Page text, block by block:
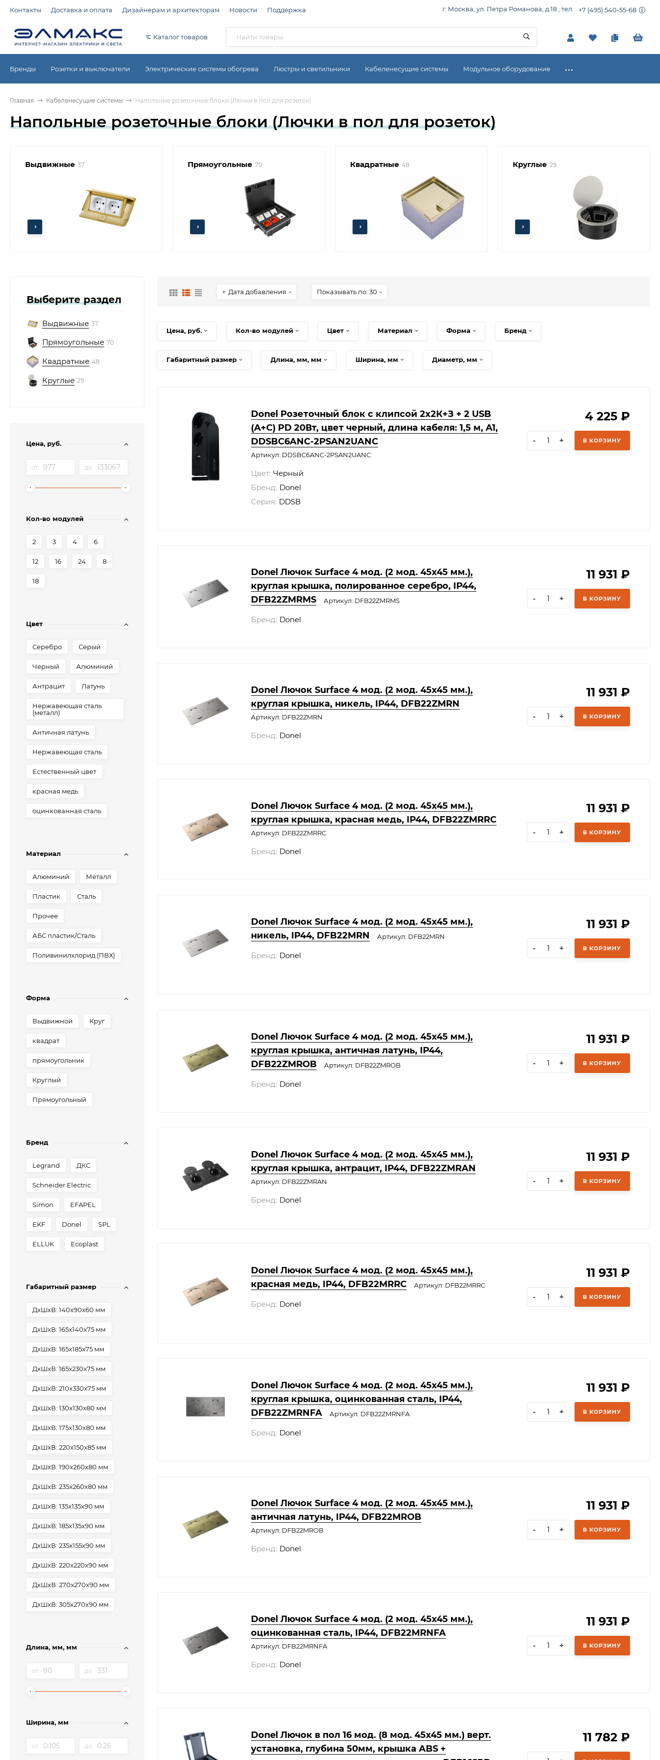
Контакты Доставка и оплата Дизайнерам и архитекторам Новости Поддержка г. Москва, ул. Петра Романова, д.18 ; тел. +7 (495) 540-55-68
Каталог товаров
Бренды Розетки и выключатели Электрические системы обогрева Люстры и светильники Кабеленесущие системы Модульное оборудование
Главная Кабеленесущие системы Напольные розеточные блоки (Лючки в пол для розеток)
Напольные розеточные блоки (Лючки в пол для розеток)
Выдвижные 37 Прямоугольные 70 Квадратные 48 Круглые 29
Дата добавления Показывать по: 30
Цена, руб. Кол-во модулей Цвет Материал Форма Бренд
Габаритный размер Длина, мм, мм Ширина, мм Диаметр, мм
Donel Розеточный блок с клипсой 2х2К+З + 2 USB
(А+С) PD 20Вт, цвет черный, длина кабеля: 1,5 м, A1,
DDSBC6ANC-2PSAN2UANC
Артикул: DDSBC6ANC-2PSAN2UANC
Цвет: Черный
Бренд: Donel
Серия: DDSB
4 225 ₽
- + В КОРЗИНУ
Donel Лючок Surface 4 мод. (2 мод. 45х45 мм.),
круглая крышка, полированное серебро, IP44,
DFB22ZMRMS
Артикул: DFB22ZMRMS
Бренд: Donel
11 931 ₽
- + В КОРЗИНУ
Donel Лючок Surface 4 мод. (2 мод. 45х45 мм.),
круглая крышка, никель, IP44, DFB22ZMRN
Артикул: DFB22ZMRN
Бренд: Donel
11 931 ₽
- + В КОРЗИНУ
Donel Лючок Surface 4 мод. (2 мод. 45х45 мм.),
круглая крышка, красная медь, IP44, DFB22ZMRRC
Артикул: DFB22ZMRRC
Бренд: Donel
11 931 ₽
- + В КОРЗИНУ
Donel Лючок Surface 4 мод. (2 мод. 45х45 мм.),
никель, IP44, DFB22MRN
Артикул: DFB22MRN
Бренд: Donel
11 931 ₽
- + В КОРЗИНУ
Donel Лючок Surface 4 мод. (2 мод. 45х45 мм.),
круглая крышка, античная латунь, IP44,
DFB22ZMROB
Артикул: DFB22ZMROB
Бренд: Donel
11 931 ₽
- + В КОРЗИНУ
Donel Лючок Surface 4 мод. (2 мод. 45х45 мм.),
круглая крышка, антрацит, IP44, DFB22ZMRAN
Артикул: DFB22ZMRAN
Бренд: Donel
11 931 ₽
- + В КОРЗИНУ
Donel Лючок Surface 4 мод. (2 мод. 45х45 мм.),
красная медь, IP44, DFB22MRRC
Артикул: DFB22MRRC
Бренд: Donel
11 931 ₽
- + В КОРЗИНУ
Donel Лючок Surface 4 мод. (2 мод. 45х45 мм.),
круглая крышка, оцинкованная сталь, IP44,
DFB22ZMRNFA
Артикул: DFB22ZMRNFA
Бренд: Donel
11 931 ₽
- + В КОРЗИНУ
Donel Лючок Surface 4 мод. (2 мод. 45х45 мм.),
античная латунь, IP44, DFB22MROB
Артикул: DFB22MROB
Бренд: Donel
11 931 ₽
- + В КОРЗИНУ
Donel Лючок Surface 4 мод. (2 мод. 45х45 мм.),
оцинкованная сталь, IP44, DFB22MRNFA
Артикул: DFB22MRNFA
Бренд: Donel
11 931 ₽
- + В КОРЗИНУ
Donel Лючок в пол 16 мод. (8 мод. 45х45 мм.) верт.
установка, глубина 50мм, крышка ABS +
11 782 ₽
Выберите раздел
Выдвижные 37
Прямоугольные 70
Квадратные 48
Круглые 29
Цена, руб.
от до
Кол-во модулей
2 3 4 6
12 16 24 8
18
Цвет
Серебро Серый
Черный Алюминий
Антрацит Латунь
Нержавеющая сталь
(металл)
Античная латунь
Нержавеющая сталь
Естественный цвет
красная медь
оцинкованная сталь
Материал
Алюминий Металл
Пластик Сталь
Прочее
АБС пластик/Сталь
Поливинилхлорид (ПВХ)
Форма
Выдвижной Круг
квадрат
прямоугольник
Круглый
Прямоугольный
Бренд
Legrand ДКС
Schneider Electric
Simon EFAPEL
EKF Donel SPL
ELLUK Ecoplast
Габаритный размер
ДxШxВ: 140x90x60 мм
ДxШxВ: 165x140x75 мм
ДxШxВ: 165x185x75 мм
ДxШxВ: 165x230x75 мм
ДxШxВ: 210x330x75 мм
ДxШxВ: 130x130x80 мм
ДxШxВ: 175x130x80 мм
ДxШxВ: 220x150x85 мм
ДxШxВ: 190x260x80 мм
ДxШxВ: 235x260x80 мм
ДxШxВ: 135x135x90 мм
ДxШxВ: 185x135x90 мм
ДxШxВ: 235x155x90 мм
ДxШxВ: 220x220x90 мм
ДxШxВ: 270x270x90 мм
ДxШxВ: 305x270x90 мм
Длина, мм, мм
от до
Ширина, мм
от до